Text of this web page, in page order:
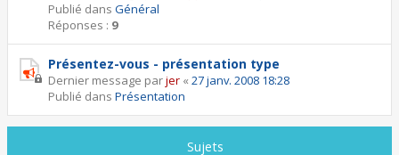
Publié dans Général
Réponses : 9
Présentez-vous - présentation type
Dernier message parjer « 27 janv. 2008 18:28
Publié dans Présentation
Sujets